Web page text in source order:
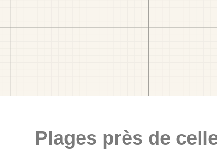
Plages près de